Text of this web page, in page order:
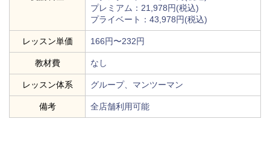
プレミアム：21,978円(税込)
プライベート：43,978円(税込)
レッスン単価 166円〜232円
教材費 なし
レッスン体系 グループ、マンツーマン
備考 全店舗利用可能